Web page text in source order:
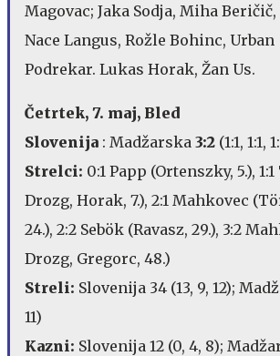
Magovac; Jaka Sodja, Miha
Nace Langus, Rožle Bohinc, Urban
Podrekar. Lukas Horak, Žan Us.
Četrtek, 7. maj, Bled
Slovenija : Madžarska 3:2 (1:1, 1:1,
Strelci: 0:1 Papp (Ortenszky, 5.),
Drozg, Horak, 7.), 2:1 Mahkovec
24.), 2:2 Sebök (Ravasz, 29.), 3:2
Drozg, Gregorc, 48.)
Streli: Slovenija 34 (13, 9, 12);
11)
Kazni: Slovenija 12 (0, 4, 8);